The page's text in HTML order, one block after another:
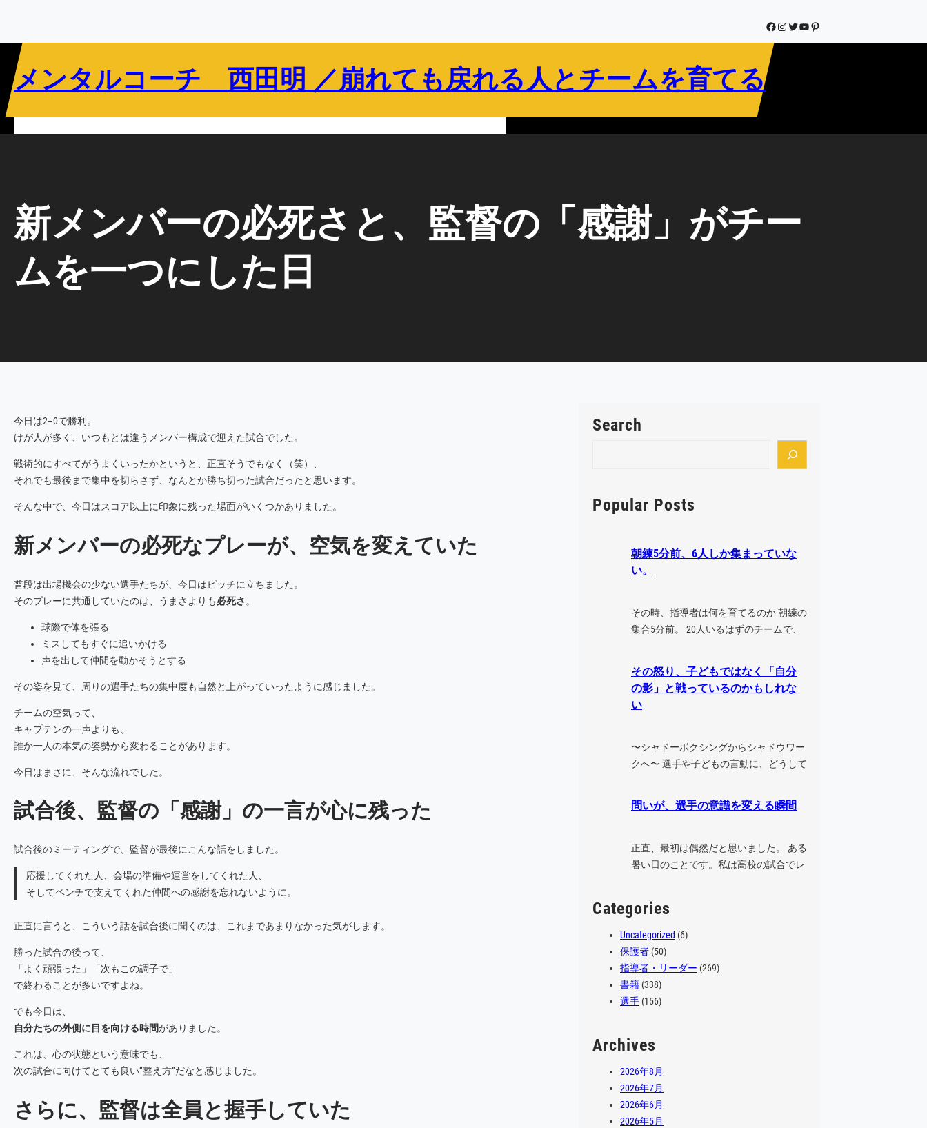
を
プ
Facebook
Instagram
Twitter
YouTube
Pinterest
メンタルコーチ 西田明 ／崩れても戻れる人とチームを育てる
新メンバーの必死さと、監督の「感謝」がチー
ムを一つにした日
今日は2–0で勝利。
けが人が多く、いつもとは違うメンバー構成で迎えた試合でした。
戦術的にすべてがうまくいったかというと、正直そうでもなく（笑）、
それでも最後まで集中を切らさず、なんとか勝ち切った試合だったと思います。
そんな中で、今日はスコア以上に印象に残った場面がいくつかありました。
新メンバーの必死なプレーが、空気を変えていた
普段は出場機会の少ない選手たちが、今日はピッチに立ちました。
そのプレーに共通していたのは、うまさよりも必死さ 。
球際で体を張る
ミスしてもすぐに追いかける
声を出して仲間を動かそうとする
その姿を見て、周りの選手たちの集中度も自然と上がっていったように感じました。
チームの空気って、
キャプテンの一声よりも、
誰か一人の本気の姿勢から変わることがあります。
今日はまさに、そんな流れでした。
試合後、監督の「感謝」の一言が心に残った
試合後のミーティングで、監督が最後にこんな話をしました。
応援してくれた人、会場の準備や運営をしてくれた人、
そしてベンチで支えてくれた仲間への感謝を忘れないように。
正直に言うと、こういう話を試合後に聞くのは、これまであまりなかった気がします。
勝った試合の後って、
「よく頑張った」「次もこの調子で」
で終わることが多いですよね。
でも今日は、
自分たちの外側に目を向ける時間がありました。
これは、心の状態という意味でも、
次の試合に向けてとても良い“整え方”だなと感じました。
さらに、監督は全員と握手していた
Search
r
cPopular Posts
朝練5分前、6人しか集まっていな
い。
その時、指導者は何を育てるのか 朝練の
集合5分前。 20人いるはずのチームで、
その怒り、子どもではなく「自分
の影」と戦っているのかもしれな
い
〜シャドーボクシングからシャドウワー
クへ〜 選手や子どもの言動に、どうして
問いが、選手の意識を変える瞬間
正直、最初は偶然だと思いました。 ある
暑い日のことです。私は高校の試合でレ
Categories
Uncategorized (6)
保護者 (50)
指導者・リーダー (269)
書籍 (338)
選手 (156)
Archives
2026年8月
2026年7月
2026年6月
2026年5月